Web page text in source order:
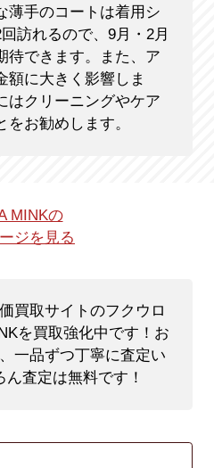
薄手のコートは着用シ
訪れるので、9月・2月
待できます。また、ア
額に大きく影響しま
はクリーニングやケア
お勧めします。
MINKの
ジを見る
買取サイトのフクウロ
を買取強化中です！ お
一品ずつ丁寧に査定い
査定は無料です！